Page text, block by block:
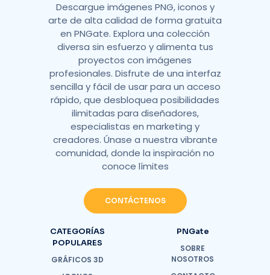
Descargue imágenes PNG, iconos y
arte de alta calidad de forma gratuita
en PNGate. Explora una colección
diversa sin esfuerzo y alimenta tus
proyectos con imágenes
profesionales. Disfrute de una interfaz
sencilla y fácil de usar para un acceso
rápido, que desbloquea posibilidades
ilimitadas para diseñadores,
especialistas en marketing y
creadores. Únase a nuestra vibrante
comunidad, donde la inspiración no
conoce límites
CONTÁCTENOS
CATEGORÍAS
POPULARES
GRÁFICOS 3D
PNGate
SOBRE
NOSOTROS